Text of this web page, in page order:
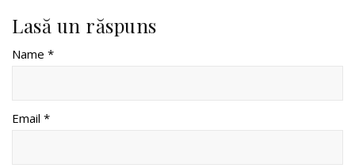
Lasă un răspuns
Name *
Email *